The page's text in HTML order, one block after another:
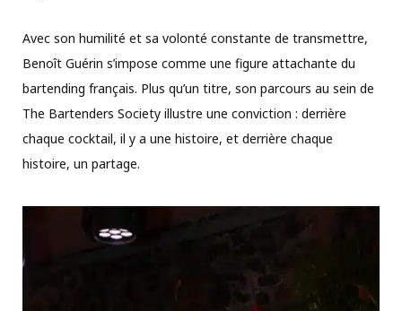
Avec son humilité et sa volonté constante de transmettre,
Benoît Guérin s’impose comme une figure attachante du
bartending français. Plus qu’un titre, son parcours au sein de
The Bartenders Society illustre une conviction : derrière
chaque cocktail, il y a une histoire, et derrière chaque
histoire, un partage.